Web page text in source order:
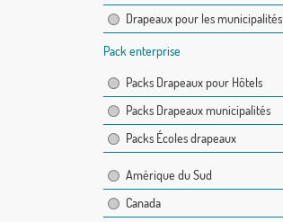
Drapeaux pour les municipalités
Pack enterprise
Packs Drapeaux pour Hôtels
Packs Drapeaux municipalités
Packs Écoles drapeaux
Amérique du Sud
Canada